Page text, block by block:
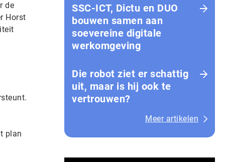
de
Horst
plan
SSC-ICT, Dictu en DUO
bouwen samen aan
soevereine digitale
werkomgeving
Die robot ziet er schattig
uit, maar is hij ook te
vertrouwen?
Meer artikelen